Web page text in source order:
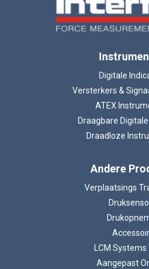
Digitale
Versterkers &
ATEX
Draagbare
Draadloze
Andere
Verplaatsings
LCM Systems
Aangepast